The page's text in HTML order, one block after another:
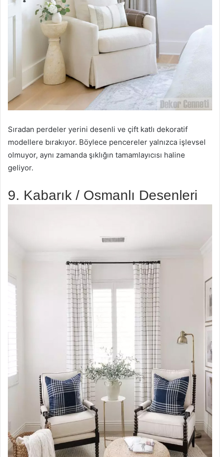
Sıradan perdeler yerini desenli ve çift katlı dekoratif
modellere bırakıyor. Böylece pencereler yalnızca işlevsel
olmuyor, aynı zamanda şıklığın tamamlayıcısı haline
geliyor.
9. Kabarık / Osmanlı Desenleri